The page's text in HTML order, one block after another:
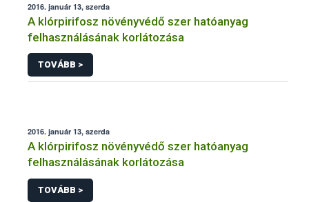
2016. január 13, szerda
A klórpirifosz növényvédő szer hatóanyag
felhasználásának korlátozása
TOVÁBB >
2016. január 13, szerda
A klórpirifosz növényvédő szer hatóanyag
felhasználásának korlátozása
TOVÁBB >